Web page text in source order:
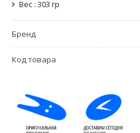
Вес : 303 гр
Бренд
Код товара